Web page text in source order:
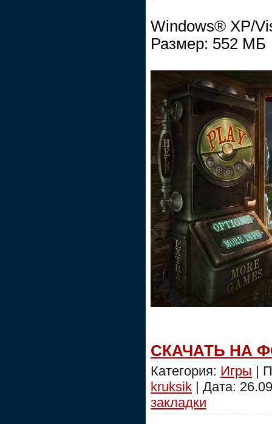
Windows® XP/
Размер: 552 МБ
СКАЧАТЬ НА
Категория: Игры |
kruksik | Дата:
закладки